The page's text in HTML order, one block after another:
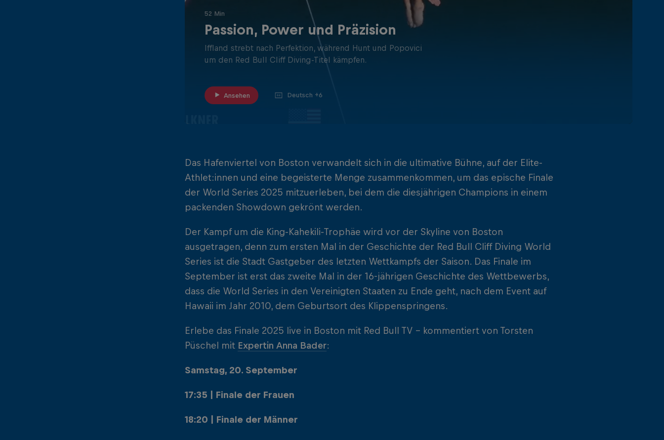
52 Min
Passion, Power und Präzision
Iffland strebt nach Perfektion, während Hunt und Popovici
um den Red Bull Cliff Diving-Titel kämpfen.
Ansehen Deutsch +6
Das Hafenviertel von Boston verwandelt sich in die ultimative Bühne, auf der Elite-
Athlet:innen und eine begeisterte Menge zusammenkommen, um das epische Finale
der World Series 2025 mitzuerleben, bei dem die diesjährigen Champions in einem
packenden Showdown gekrönt werden.
Der Kampf um die King-Kahekili-Trophäe wird vor der Skyline von Boston
ausgetragen, denn zum ersten Mal in der Geschichte der Red Bull Cliff Diving World
Series ist die Stadt Gastgeber des letzten Wettkampfs der Saison. Das Finale im
September ist erst das zweite Mal in der 16-jährigen Geschichte des Wettbewerbs,
dass die World Series in den Vereinigten Staaten zu Ende geht, nach dem Event auf
Hawaii im Jahr 2010, dem Geburtsort des Klippenspringens.
Erlebe das Finale 2025 live in Boston mit Red Bull TV - kommentiert von Torsten
Püschel mit Expertin Anna Bader:
Samstag, 20. September
17:35 | Finale der Frauen
18:20 | Finale der Männer